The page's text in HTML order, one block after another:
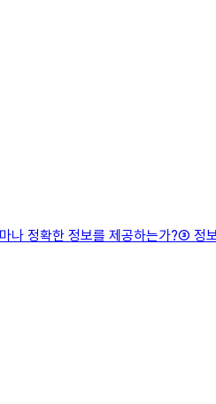
정확한 정보를 제공하는가?③